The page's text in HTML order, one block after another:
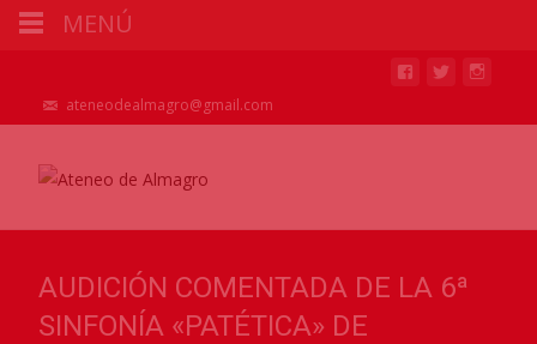
ateneodealmagro@gmail.com
AUDICIÓN COMENTADA DE LA 6ª
SINFONÍA «PATÉTICA» DE
MENÚ